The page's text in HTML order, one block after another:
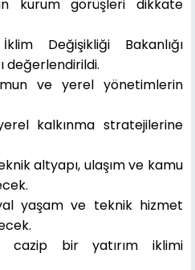
kurum görüşleri dikkate
Değişikliği Bakanlığı
değerlendirildi.
ve yerel yönetimlerin
kalkınma stratejilerine
altyapı, ulaşım ve kamu
yaşam ve teknik hizmet
cazip bir yatırım iklimi